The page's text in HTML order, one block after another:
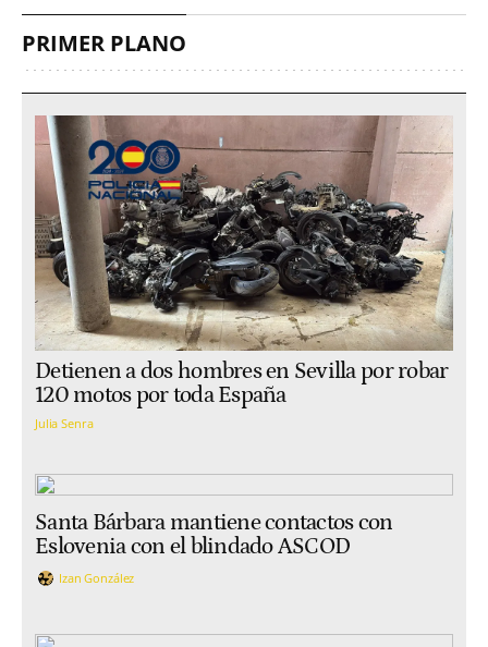
PRIMER PLANO
Detienen a dos hombres en Sevilla por robar
120 motos por toda España
Julia Senra
Santa Bárbara mantiene contactos con
Eslovenia con el blindado ASCOD
Izan González